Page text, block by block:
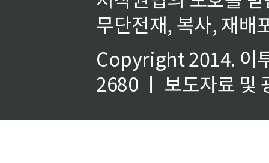
무단전재, 복사, 재배
Copyright 2014. 이
2680 ㅣ 보도자료